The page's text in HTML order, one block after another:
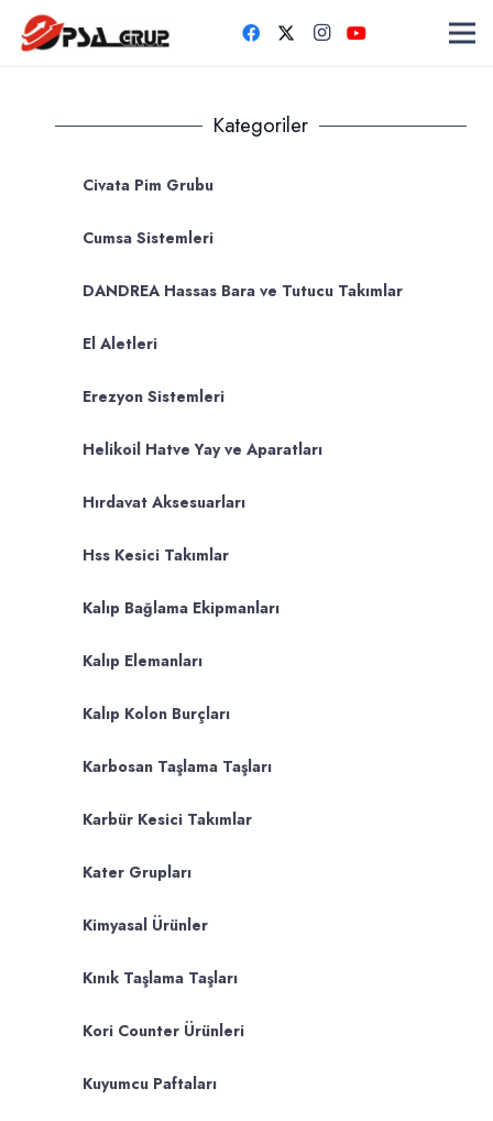
Kategoriler
Civata Pim Grubu
Cumsa Sistemleri
DANDREA Hassas Bara ve Tutucu Takımlar
El Aletleri
Erezyon Sistemleri
Helikoil Hatve Yay ve Aparatları
Hırdavat Aksesuarları
Hss Kesici Takımlar
Kalıp Bağlama Ekipmanları
Kalıp Elemanları
Kalıp Kolon Burçları
Karbosan Taşlama Taşları
Karbür Kesici Takımlar
Kater Grupları
Kimyasal Ürünler
Kınık Taşlama Taşları
Kori Counter Ürünleri
Kuyumcu Paftaları